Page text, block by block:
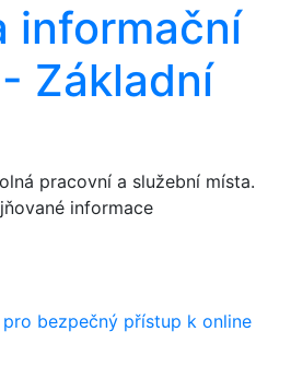
informační
Základní
pracovní a služební místa.
informace
bezpečný přístup k online